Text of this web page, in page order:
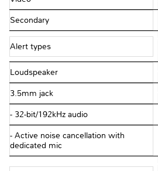
Secondary
Alert types
Loudspeaker
3.5mm jack
- 32-bit/192kHz audio
- Active noise cancellation with
dedicated mic